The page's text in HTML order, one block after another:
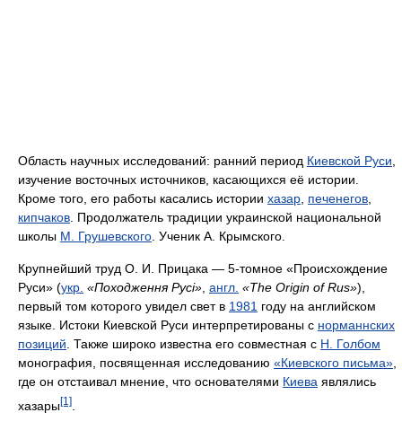
Область научных исследований: ранний период Киевской Руси
изучение восточных источников, касающихся её истории.
Кроме того, его работы касались истории хазар печенегов
кипчаков . Продолжатель традиции украинской национальной
школы М. Грушевского . Ученик А. Крымского.
Крупнейший труд О. И. Прицака — 5-томное «Происхождение
Руси» (укр. «Походження Русі» англ. «The Origin of Rus»),
первый том которого увидел свет в 1981 году на английском
языке. Истоки Киевской Руси интерпретированы с норманнских
позиций . Также широко известна его совместная с Н. Голбом
монография, посвященная исследованию «Киевского письма»
где он отстаивал мнение, что основателями Киева являлись
хазары[1]